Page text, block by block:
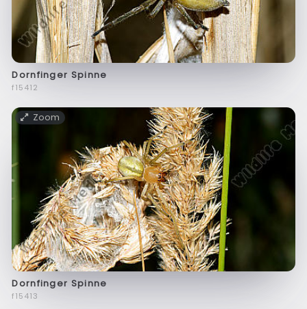
Dornfinger Spinne
f15412
Zoom
Dornfinger Spinne
f15413